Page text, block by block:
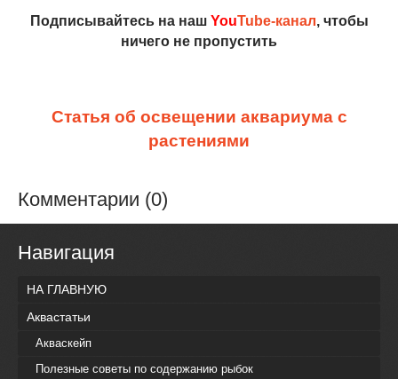
Подписывайтесь на наш YouTube-канал, чтобы
ничего не пропустить
Статья об освещении аквариума с
растениями
Комментарии (0)
Навигация
НА ГЛАВНУЮ
Аквастатьи
Акваскейп
Полезные советы по содержанию рыбок